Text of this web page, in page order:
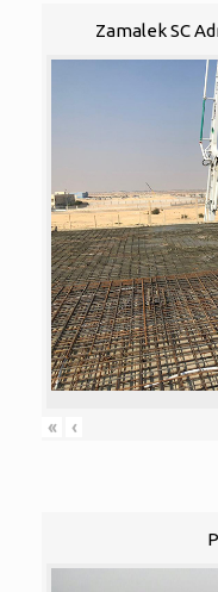
Zamalek SC
« ‹